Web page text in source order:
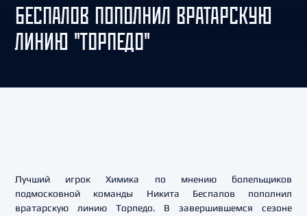
БЕСПАЛОВ ПОПОЛНИЛ ВРАТАРСКУЮ
ЛИНИЮ "ТОРПЕДО"
Лучший игрок Химика по мнению болельщиков
подмосковной команды Никита Беспалов пополнил
вратарскую линию Торпедо. В завершившемся сезоне